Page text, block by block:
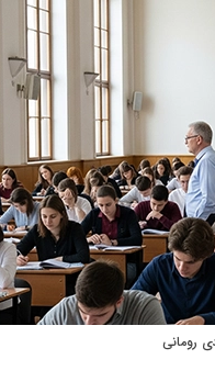
رومانی